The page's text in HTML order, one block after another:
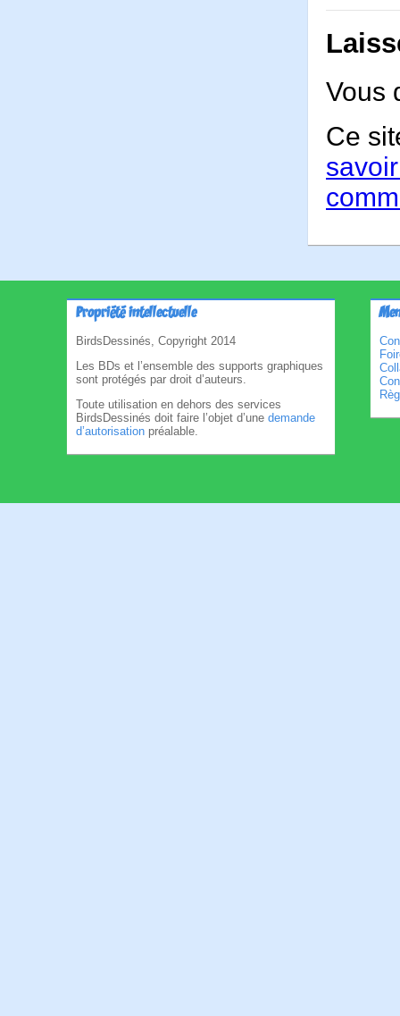
Vous
Ce
Propriété intellectuelle
BirdsDessinés, Copyright 2014
Les BDs et l’ensemble des supports graphiques
sont protégés par droit d’auteurs.
Toute utilisation en dehors des services
BirdsDessinés doit faire l’objet d’une demande
d’autorisation préalable.